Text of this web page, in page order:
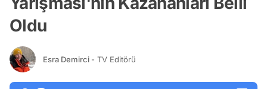
Oldu
Esra Demirci - TV Editörü